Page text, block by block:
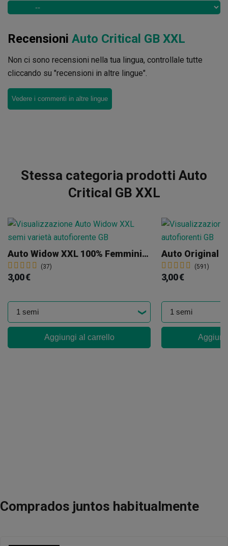
Recensioni Auto Critical GB XXL
Non ci sono recensioni nella tua lingua, controllale tutte
cliccando su "recensioni in altre lingue".
Vedere i commenti in altre lingue
Stessa categoria prodotti Auto
Critical GB XXL
Auto Widow XXL 100% Femminizzata
(37)
3,00 €
Aggiungi al carrello
Auto Original
(591)
3,00 €
Comprados juntos habitualmente